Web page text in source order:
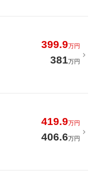
399.9万円
381万円
419.9万円
406.6万円